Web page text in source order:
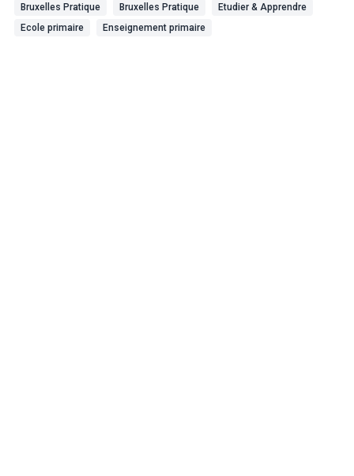
Bruxelles Pratique Bruxelles Pratique
Etudier & Apprendre
Ecole primaire
Enseignement primaire